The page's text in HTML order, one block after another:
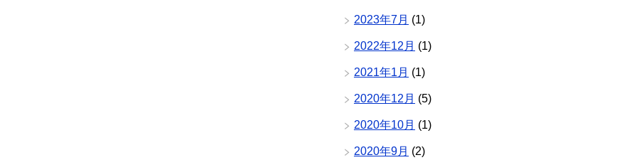
2023年7月 (1)
2022年12月 (1)
2021年1月 (1)
2020年12月 (5)
2020年10月 (1)
2020年9月 (2)